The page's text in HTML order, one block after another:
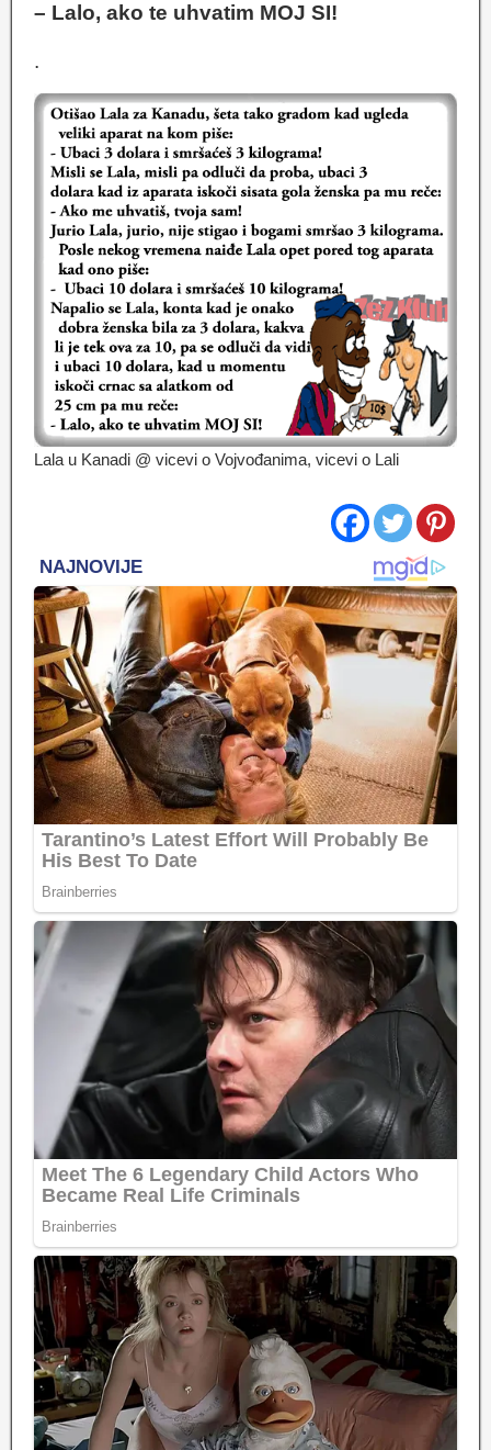
– Lalo, ako te uhvatim MOJ SI!
.
Lala u Kanadi @ vicevi o Vojvođanima, vicevi o Lali